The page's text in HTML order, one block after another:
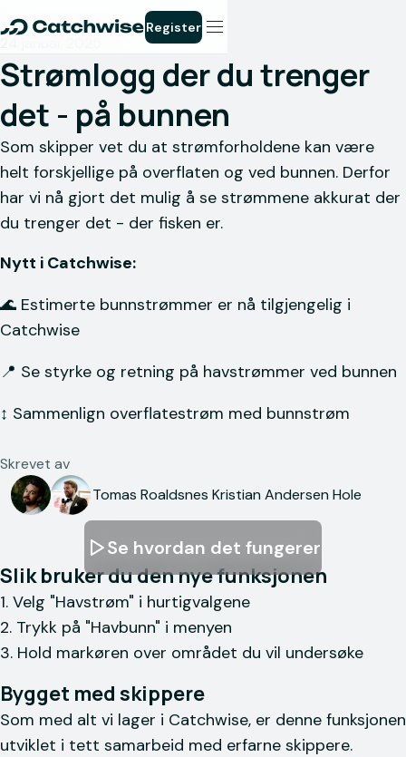
Register
Strømlogg der du trenger
det - på bunnen
Som skipper vet du at strømforholdene kan være
helt forskjellige på overflaten og ved bunnen. Derfor
har vi nå gjort det mulig å se strømmene akkurat der
du trenger det - der fisken er.
Nytt i Catchwise:
🌊 Estimerte bunnstrømmer er nå tilgjengelig i
Catchwise
📍 Se styrke og retning på havstrømmer ved bunnen
↕️ Sammenlign overflatestrøm med bunnstrøm
Skrevet av
Tomas Roaldsnes Kristian Andersen Hole
Se hvordan det fungerer
Slik bruker du den nye funksjonen
1. Velg "Havstrøm" i hurtigvalgene
2. Trykk på "Havbunn" i menyen
3. Hold markøren over området du vil undersøke
Bygget med skippere
Som med alt vi lager i Catchwise, er denne funksjonen
utviklet i tett samarbeid med erfarne skippere.